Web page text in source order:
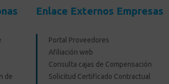
de
Enlace Externos Empresas
Portal Proveedores
Afiliación web
Consulta cajas de Compensación
Solicitud Certificado Contractual